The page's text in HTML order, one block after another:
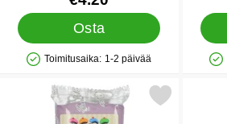
Osta
Saatavuus: Varastossa
Toimitusaika: 1-2 päivää
Merkitse sokerimassa Pastel Lilac